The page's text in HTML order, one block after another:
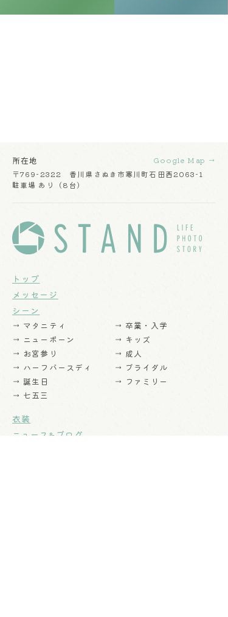
所在地
〒769-2322 香川県さぬき市寒川町石田西2063-1
駐車場 あり（8台）
Google Map →
トップ
メッセージ
シーン
→ マタニティ
→ 卒業・入学
→ ニューボーン
→ キッズ
→ お宮参り
→ 成人
→ ハーフバースディ
→ ブライダル
→ 誕生日
→ ファミリー
→ 七五三
衣装
ニュース&ブログ